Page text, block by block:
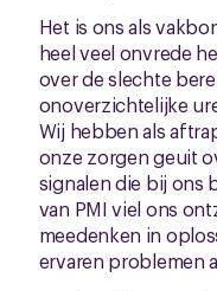
Het is ons als
heel veel onvrede
over de slechte
onoverzichtelijke
Wij hebben als
onze zorgen geuit
signalen die bij ons
van PMI viel ons
meedenken in
ervaren problemen